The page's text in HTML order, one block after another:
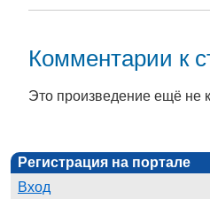
Комментарии к
Это произведение ещё не
Регистрация на портале
Вход